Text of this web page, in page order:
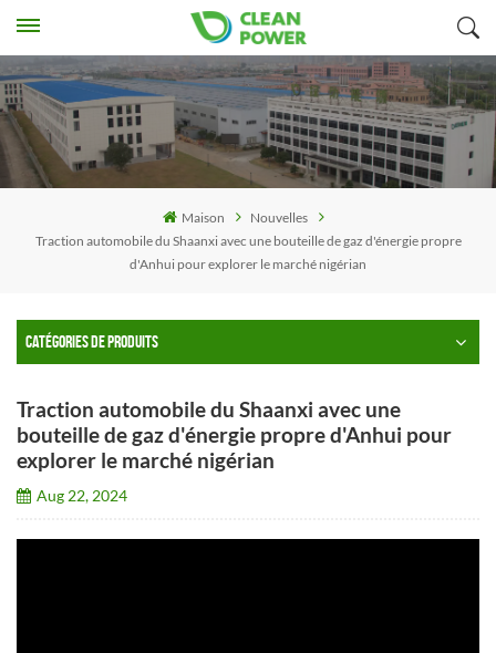
Maison
Nouvelles
Traction automobile du Shaanxi avec une bouteille de gaz d'énergie propre
d'Anhui pour explorer le marché nigérian
CATÉGORIES DE PRODUITS
Traction automobile du Shaanxi avec une
bouteille de gaz d'énergie propre d'Anhui pour
explorer le marché nigérian
Aug 22, 2024